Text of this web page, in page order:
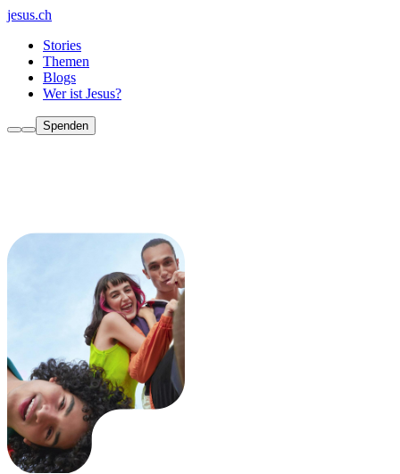
jesus.ch
Stories
Themen
Blogs
Wer ist Jesus?
Spenden